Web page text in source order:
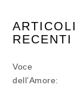
ARTICOLI
RECENTI
Voce
dell’Amore: